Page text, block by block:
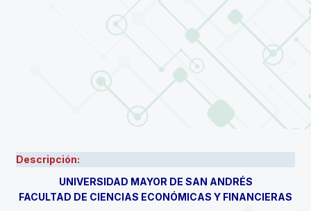
Descripción:
UNIVERSIDAD MAYOR DE SAN ANDRÉS
FACULTAD DE CIENCIAS ECONÓMICAS Y FINANCIERAS